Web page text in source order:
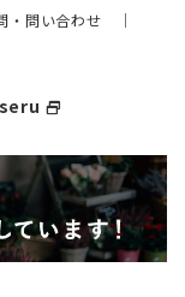
・問い合わせ ｜
select_window